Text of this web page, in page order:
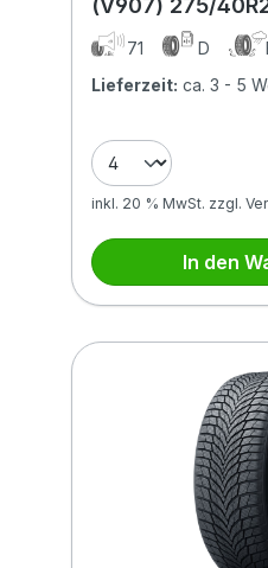
(V907) 275/
BSW
71 D
Lieferzeit: ca. 3 - 5
inkl. 20 % MwSt. zzgl.
In den